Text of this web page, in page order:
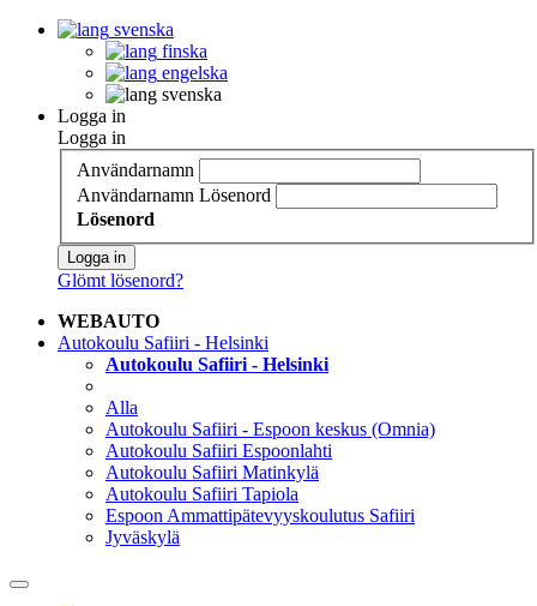
svenska
finska
engelska
svenska
Logga in
Logga in
Användarnamn
Användarnamn Lösenord
Lösenord
Logga in
Glömt lösenord?
WEBAUTO
Autokoulu Safiiri - Helsinki
Autokoulu Safiiri - Helsinki
Alla
Autokoulu Safiiri - Espoon keskus (Omnia)
Autokoulu Safiiri Espoonlahti
Autokoulu Safiiri Matinkylä
Autokoulu Safiiri Tapiola
Espoon Ammattipätevyyskoulutus Safiiri
Jyväskylä